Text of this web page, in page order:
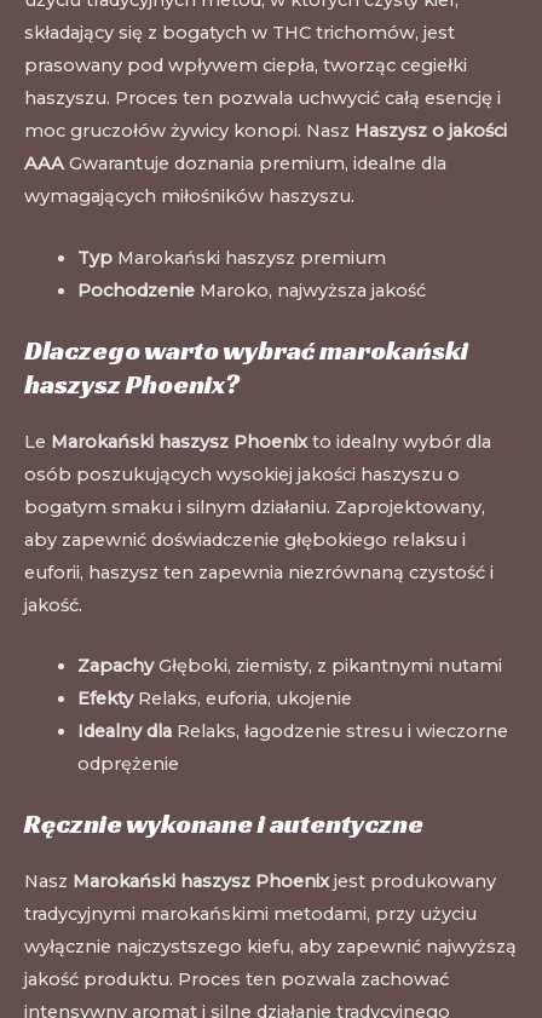
składający się z bogatych w THC trichomów, jest
prasowany pod wpływem ciepła, tworząc cegiełki
haszyszu. Proces ten pozwala uchwycić całą esencję i
moc gruczołów żywicy konopi. Nasz Haszysz o jakości
AAAGwarantuje doznania premium, idealne dla
wymagających miłośników haszyszu.
TypMarokański haszysz premium
PochodzenieMaroko, najwyższa jakość
Dlaczego warto wybrać marokański
haszysz Phoenix?
Le Marokański haszysz Phoenixto idealny wybór dla
osób poszukujących wysokiej jakości haszyszu o
bogatym smaku i silnym działaniu. Zaprojektowany,
aby zapewnić doświadczenie głębokiego relaksu i
euforii, haszysz ten zapewnia niezrównaną czystość i
jakość.
ZapachyGłęboki, ziemisty, z pikantnymi nutami
EfektyRelaks, euforia, ukojenie
Idealny dlaRelaks, łagodzenie stresu i wieczorne
odprężenie
Ręcznie wykonane i autentyczne
Nasz Marokański haszysz Phoenixjest produkowany
tradycyjnymi marokańskimi metodami, przy użyciu
wyłącznie najczystszego kiefu, aby zapewnić najwyższą
jakość produktu. Proces ten pozwala zachować
intensywny aromat i silne działanie tradycyjnego